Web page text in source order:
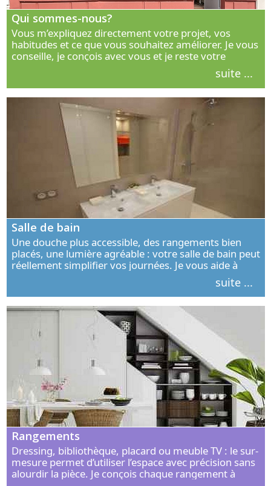
Qui sommes-nous?
Vous m’expliquez directement votre projet, vos
habitudes et ce que vous souhaitez améliorer. Je vous
conseille, je conçois avec vous et je reste votre
interlocuteur principal. Découvrez ma façon de vous
suite ...
Salle de bain
Une douche plus accessible, des rangements bien
placés, une lumière agréable : votre salle de bain peut
réellement simplifier vos journées. Je vous aide à
concevoir un espace élégant, confortable et adapté à
suite ...
Rangements
Dressing, bibliothèque, placard ou meuble TV : le sur-
mesure permet d’utiliser l’espace avec précision sans
alourdir la pièce. Je conçois chaque rangement à